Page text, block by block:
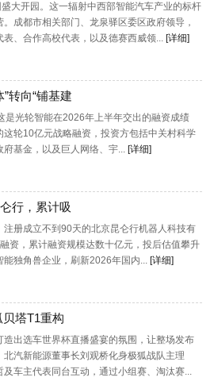
大开园。这一辐射中西部智能汽车产业的标杆
成都市相关部门、龙泉驿区委区政府领导，
、合作高校代表，以及德赛西威领... [详细]
转向“铺基建
光轮智能在2026年上半年交出的融资成绩
轮10亿元战略融资，投资方包括中关村科学
基金，以及巨人网络、宇... [详细]
行，累计吸
册成立不到90天的北京昆仑行机器人科技有
资，累计融资规模达数十亿元，投后估值攀升
独角兽企业，刷新2026年国内... [详细]
塔T1重构
出选车世界杯直播盛宴的氛围，让整场发布
汽新能源董事长刘观桥化身极狐战队主理
车主代表同台互动，通过小组赛、淘汰赛...